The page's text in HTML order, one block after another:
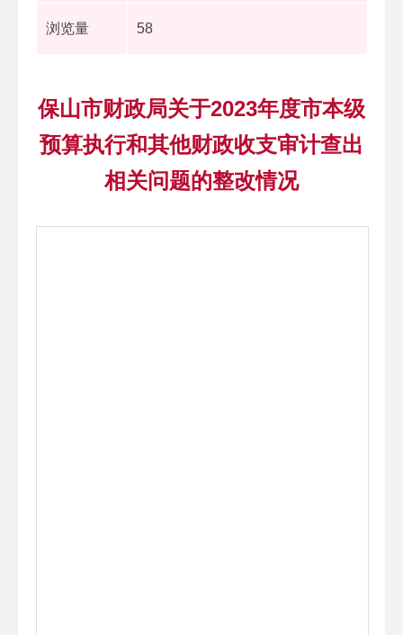
浏览量 58
保山市财政局关于2023年度市本级
预算执行和其他财政收支审计查出
相关问题的整改情况